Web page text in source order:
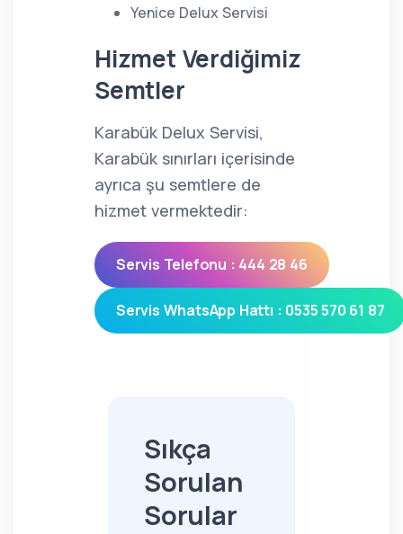
Yenice Delux Servisi
Hizmet Verdiğimiz
Semtler
Karabük Delux Servisi,
Karabük sınırları içerisinde
ayrıca şu semtlere de
hizmet vermektedir:
Servis Telefonu : 444 28 46
Servis WhatsApp Hattı : 0535 570 61 87
Sıkça
Sorulan
Sorular